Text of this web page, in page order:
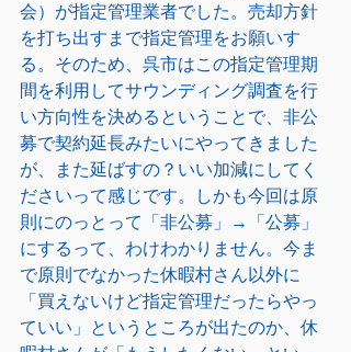
会）が指定管理業者でした。売却方針
を打ち出すまで指定管理をお願いす
る。そのため、呉市はこの指定管理期
間を利用してサウンディング調査を行
い方向性を決めるということで、非公
募で契約延長みたいにやってきました
が、また延ばすの？いい加減にしてく
ださいって感じです。しかも今回は原
則にのっとって「非公募」→「公募」
にするって、わけわかりません。今ま
で原則でなかった休暇村さん以外に
「買えないけど指定管理だったらやっ
ていい」というところが出たのか、休